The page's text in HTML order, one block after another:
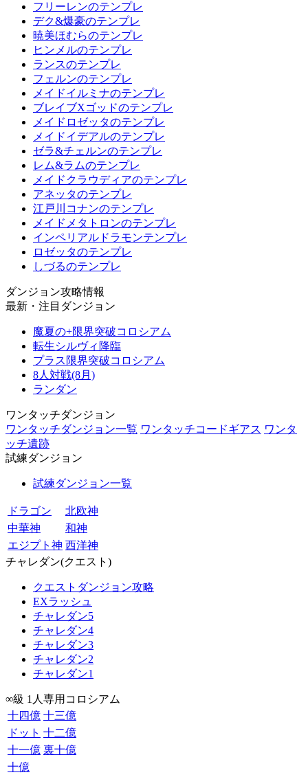
フリーレンのテンプレ
デク&爆豪のテンプレ
暁美ほむらのテンプレ
ヒンメルのテンプレ
ランスのテンプレ
フェルンのテンプレ
メイドイルミナのテンプレ
ブレイブXゴッドのテンプレ
メイドロゼッタのテンプレ
メイドイデアルのテンプレ
ゼラ&チェルンのテンプレ
レム&ラムのテンプレ
メイドクラウディアのテンプレ
アネッタのテンプレ
江戸川コナンのテンプレ
メイドメタトロンのテンプレ
インペリアルドラモンテンプレ
ロゼッタのテンプレ
しづるのテンプレ
ダンジョン攻略情報
最新・注目ダンジョン
魔夏の+限界突破コロシアム
転生シルヴィ降臨
プラス限界突破コロシアム
8人対戦(8月)
ランダン
ワンタッチダンジョン
ワンタッチダンジョン一覧 ワンタッチコードギアス ワンタ
ッチ遺跡
試練ダンジョン
試練ダンジョン一覧
ドラゴン
北欧神
中華神
和神
エジプト神 西洋神
チャレダン(クエスト)
クエストダンジョン攻略
EXラッシュ
チャレダン5
チャレダン4
チャレダン3
チャレダン2
チャレダン1
∞級 1人専用コロシアム
十四億 十三億
ドット 十二億
十一億 裏十億
十億